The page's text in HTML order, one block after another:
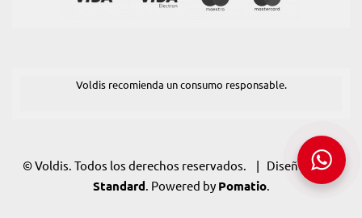
Voldis recomienda un consumo responsable.
© Voldis. Todos los derechos reservados. | Diseño: POM
Standard. Powered by Pomatio.